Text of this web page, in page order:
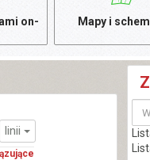
on-
Mapy i
linii